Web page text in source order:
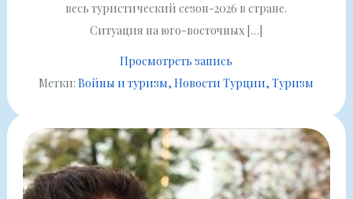
весь туристический сезон-2026 в стране.
Ситуация на юго-восточных […]
Просмотреть запись
Метки:Войны и туризм Новости Турции Туризм